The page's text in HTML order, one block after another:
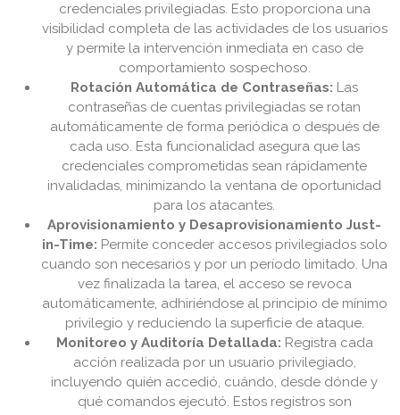
credenciales privilegiadas. Esto proporciona una
visibilidad completa de las actividades de los usuarios
y permite la intervención inmediata en caso de
comportamiento sospechoso.
Rotación Automática de Contraseñas: Las
contraseñas de cuentas privilegiadas se rotan
automáticamente de forma periódica o después de
cada uso. Esta funcionalidad asegura que las
credenciales comprometidas sean rápidamente
invalidadas, minimizando la ventana de oportunidad
para los atacantes.
Aprovisionamiento y Desaprovisionamiento Just-
in-Time: Permite conceder accesos privilegiados solo
cuando son necesarios y por un período limitado. Una
vez finalizada la tarea, el acceso se revoca
automáticamente, adhiriéndose al principio de mínimo
privilegio y reduciendo la superficie de ataque.
Monitoreo y Auditoría Detallada: Registra cada
acción realizada por un usuario privilegiado,
incluyendo quién accedió, cuándo, desde dónde y
qué comandos ejecutó. Estos registros son